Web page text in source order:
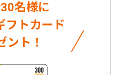
名様に
フトカード
ント！